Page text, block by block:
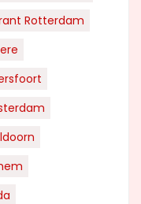
Rotterdam